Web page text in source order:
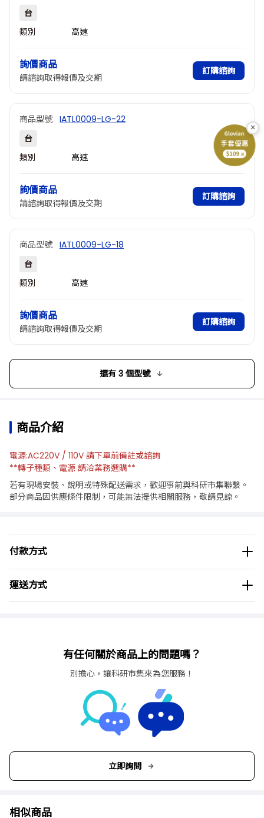
台
類別
高速
詢價商品
請諮詢取得報價及交期
訂購諮詢
商品型號 IATL0009-LG-22
台
類別
高速
詢價商品
請諮詢取得報價及交期
訂購諮詢
商品型號 IATL0009-LG-18
台
類別
高速
詢價商品
請諮詢取得報價及交期
訂購諮詢
還有 3 個型號
商品介紹
電源:AC220V / 110V 請下單前備註或諮詢
**轉子種類、 電源 請洽業務選購**
若有現場安裝、說明或特殊配送需求，歡迎事前與科研市集聯繫。
部分商品因供應條件限制，可能無法提供相關服務，敬請見諒。
付款方式
運送方式
有任何關於商品上的問題嗎？
別擔心，讓科研市集來為您服務！
立即詢問
相似商品
×